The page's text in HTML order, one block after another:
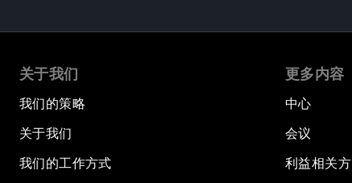
关于我们
我们的策略
关于我们
我们的工作方式
更多内容
中心
会议
利益相关方